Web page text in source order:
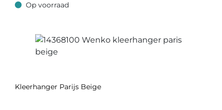
Op voorraad
Op voorraad
Kleerhanger Parijs Beige